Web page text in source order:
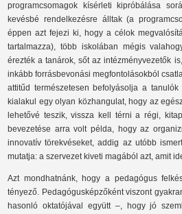
programcsomagok kísérleti kipróbálása
kevésbé rendelkezésre álltak (a
éppen azt fejezi ki, hogy a célok
tartalmazza), több iskolában mégis
érezték a tanárok, sőt az intézményvezetők
inkább forrásbevonási megfontolásokból
attitűd természetesen befolyásolja a
kialakul egy olyan közhangulat, hogy az
lehetővé teszik, vissza kell térni a régi,
bevezetése arra volt példa, hogy az
innovatív törekvéseket, addig az utóbb
mutatja: a szervezet kiveti magából azt, amit
Azt mondhatnánk, hogy a pedagógus
tényező. Pedagógusképzőként viszont
hasonló oktatójával együtt –, hogy jó